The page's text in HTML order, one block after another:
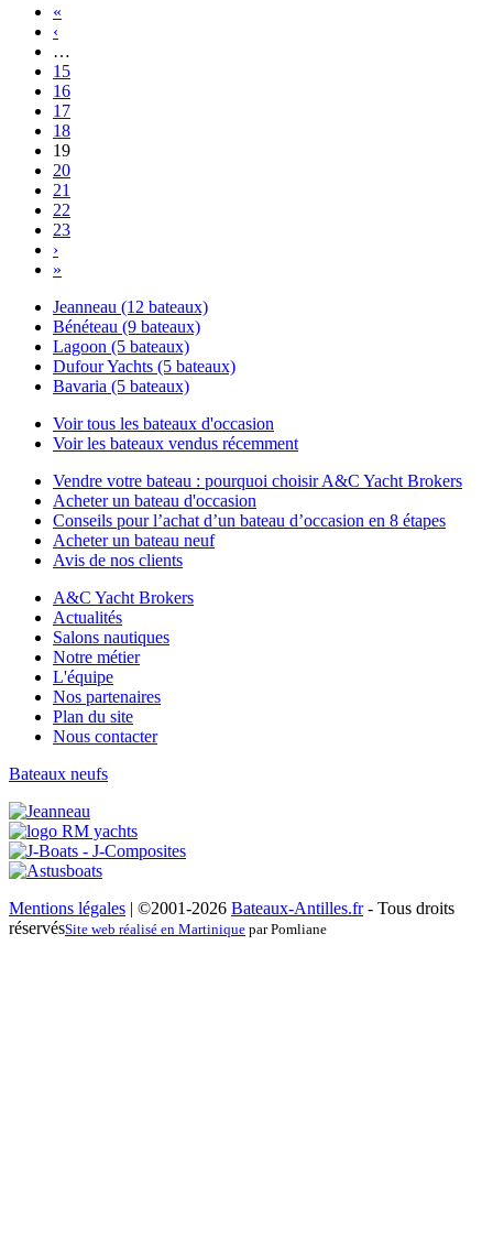
«
‹
…
15
16
17
18
19
20
21
22
23
›
»
Jeanneau (12 bateaux)
Bénéteau (9 bateaux)
Lagoon (5 bateaux)
Dufour Yachts (5 bateaux)
Bavaria (5 bateaux)
Voir tous les bateaux d'occasion
Voir les bateaux vendus récemment
Vendre votre bateau : pourquoi choisir A&C Yacht Brokers
Acheter un bateau d'occasion
Conseils pour l’achat d’un bateau d’occasion en 8 étapes
Acheter un bateau neuf
Avis de nos clients
A&C Yacht Brokers
Actualités
Salons nautiques
Notre métier
L'équipe
Nos partenaires
Plan du site
Nous contacter
Bateaux neufs
Mentions légales | ©2001-2026 Bateaux-Antilles.fr- Tous droits
réservésSite web réalisé en Martinique par Pomliane